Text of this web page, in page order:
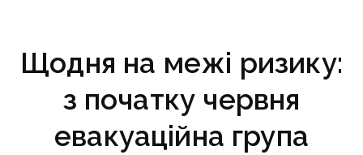
Щодня на межі ризику:
з початку червня
евакуаційна група